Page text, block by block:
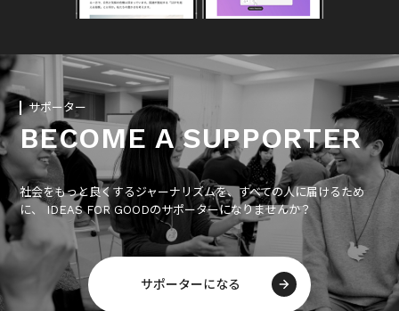
サポーター
BECOME A SUPPORTER
社会をもっと良くするジャーナリズムを、すべての人に届けるため
に、 IDEAS FOR GOODのサポーターになりませんか？
サポーターになる